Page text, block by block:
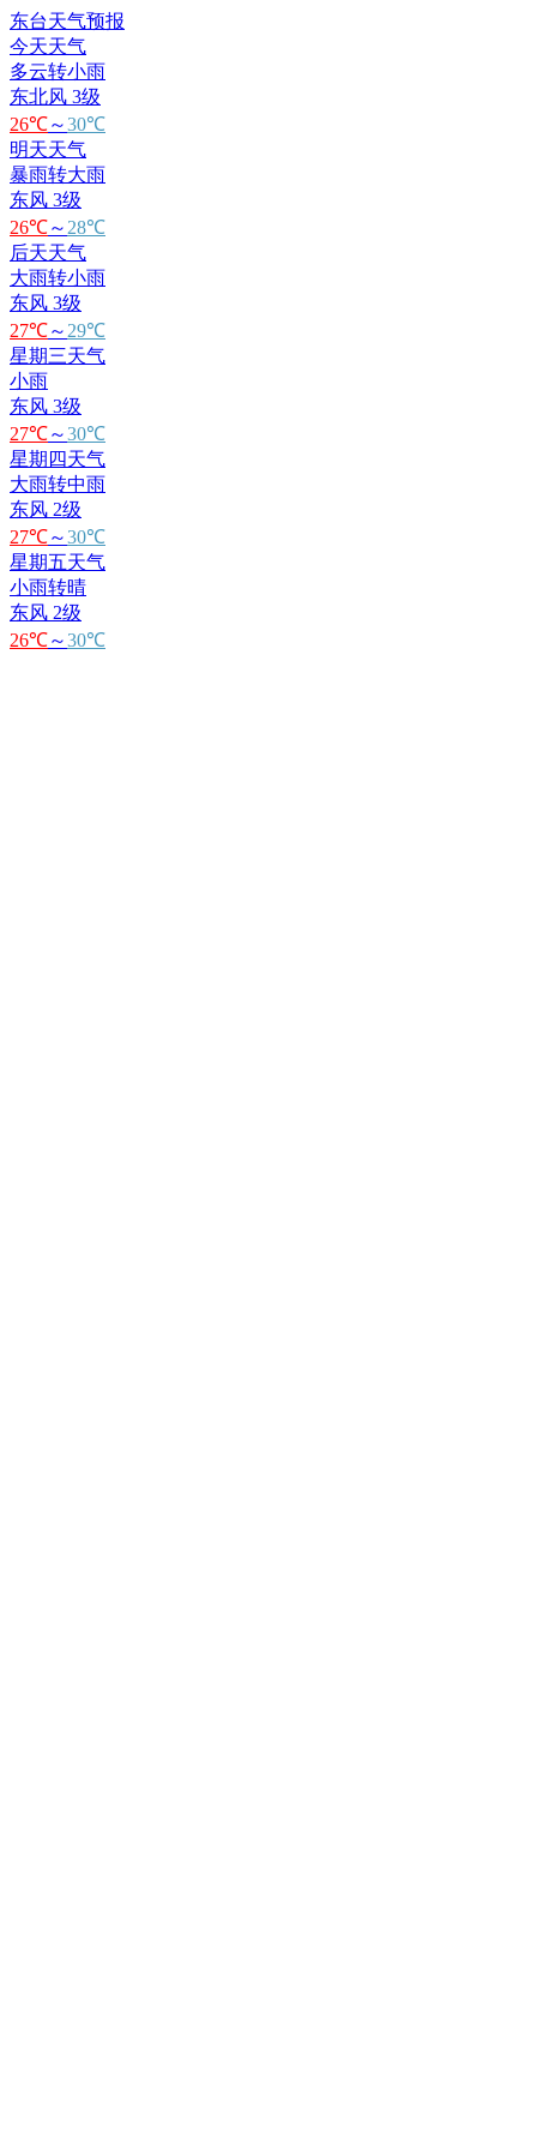
东台天气预报
今天天气
多云转小雨
东北风 3级
26℃～30℃
明天天气
暴雨转大雨
东风 3级
26℃～ 28℃
后天天气
大雨转小雨
东风 3级
27℃～ 29℃
星期三天气
小雨
东风 3级
27℃～30℃
星期四天气
大雨转中雨
东风 2级
27℃～30℃
星期五天气
小雨转晴
东风 2级
26℃～30℃